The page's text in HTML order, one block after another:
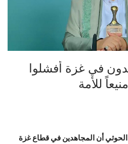
في غزة أفشلوا
للأمة
الحوثي أن المجاهدين في قطاع غزة